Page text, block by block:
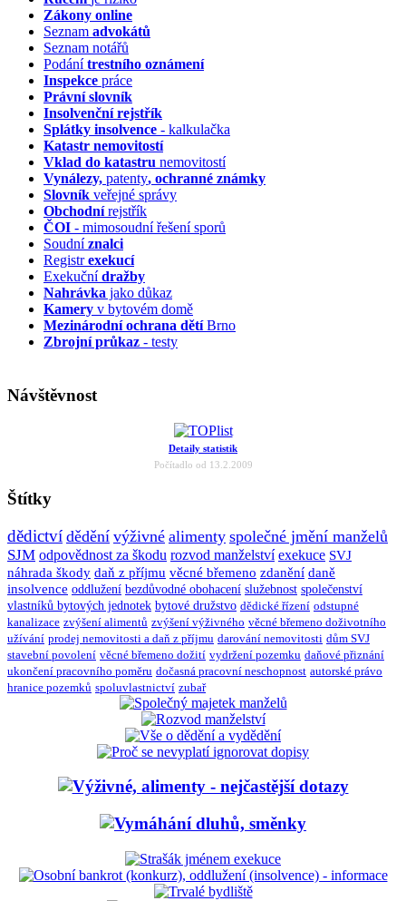
Zákony online
Seznam advokátů
Seznam notářů
Podánítrestního oznámení
Inspekce práce
Právní slovník
Insolvenčnírejstřík
Splátky insolvence - kalkulačka
Katastr nemovitostí
Vklad do katastru nemovitostí
Vynálezy, patenty, ochranné známky
Slovník veřejné správy
Obchodnírejstřík
ČOI - mimosoudní řešení sporů
Soudníznalci
Registrexekucí
Exekučnídražby
Nahrávka jako důkaz
Kamery v bytovém domě
Mezinárodní ochrana dětíBrno
Zbrojní průkaz - testy
Návštěvnost
Detaily statistik
Počítadlo od 13.2.2009
Štítky
dědictví dědění výživné alimenty společné jmění manželů
SJM odpovědnost za škodu rozvod manželství exekuce SVJ
náhrada škody daň z příjmu věcné břemeno zdanění daně
insolvence oddlužení bezdůvodné obohacení služebnost společenství
vlastníků bytových jednotek bytové družstvo dědické řízení odstupné
kanalizace zvýšení alimentů zvýšení výživného věcné břemeno doživotního
užívání prodej nemovitosti a daň z příjmu darování nemovitosti dům SVJ
stavební povolení věcné břemeno dožití vydržení pozemku daňové přiznání
ukončení pracovního poměru dočasná pracovní neschopnost autorské právo
hranice pozemků spoluvlastnictví zubař